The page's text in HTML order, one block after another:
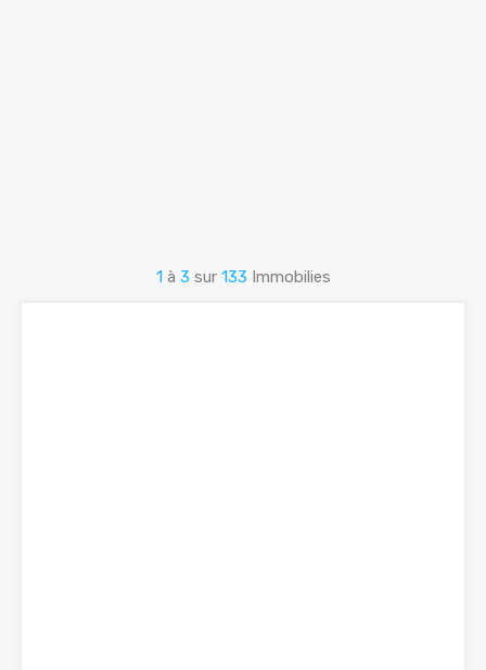
1 à 3 sur 133 Immobilies